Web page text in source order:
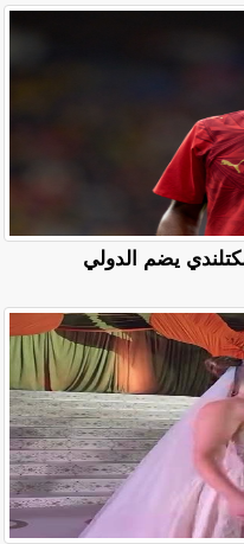
يضم الدولي